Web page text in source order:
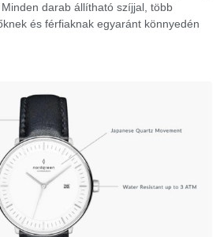
darab állítható szíjjal, több
és férfiaknak egyaránt könnyedén